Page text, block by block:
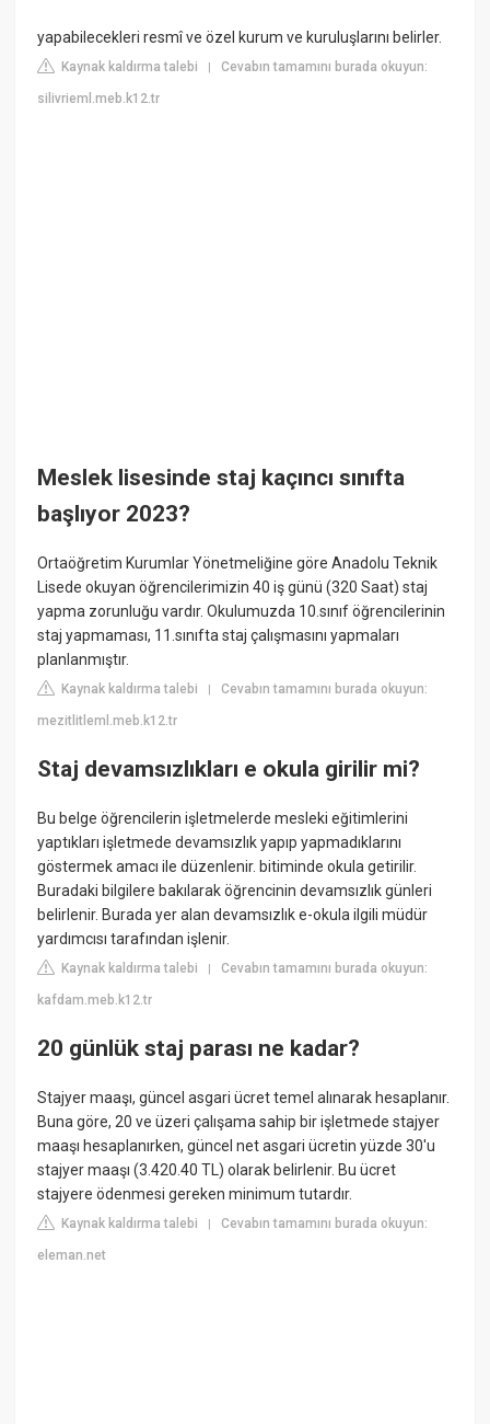
yapabilecekleri resmî ve özel kurum ve kuruluşlarını belirler.
Kaynak kaldırma talebi |Cevabın tamamını burada okuyun:
silivrieml.meb.k12.tr
Meslek lisesinde staj kaçıncı sınıfta
başlıyor 2023?
Ortaöğretim Kurumlar Yönetmeliğine göre Anadolu Teknik
Lisede okuyan öğrencilerimizin 40 iş günü (320 Saat) staj
yapma zorunluğu vardır. Okulumuzda 10.sınıf öğrencilerinin
staj yapmaması, 11.sınıfta staj çalışmasını yapmaları
planlanmıştır.
Kaynak kaldırma talebi |Cevabın tamamını burada okuyun:
mezitlitleml.meb.k12.tr
Staj devamsızlıkları e okula girilir mi?
Bu belge öğrencilerin işletmelerde mesleki eğitimlerini
yaptıkları işletmede devamsızlık yapıp yapmadıklarını
göstermek amacı ile düzenlenir. bitiminde okula getirilir.
Buradaki bilgilere bakılarak öğrencinin devamsızlık günleri
belirlenir. Burada yer alan devamsızlık e-okula ilgili müdür
yardımcısı tarafından işlenir.
Kaynak kaldırma talebi |Cevabın tamamını burada okuyun:
kafdam.meb.k12.tr
20 günlük staj parası ne kadar?
Stajyer maaşı, güncel asgari ücret temel alınarak hesaplanır.
Buna göre, 20 ve üzeri çalışama sahip bir işletmede stajyer
maaşı hesaplanırken, güncel net asgari ücretin yüzde 30'u
stajyer maaşı (3.420.40 TL) olarak belirlenir. Bu ücret
stajyere ödenmesi gereken minimum tutardır.
Kaynak kaldırma talebi |Cevabın tamamını burada okuyun:
eleman.net